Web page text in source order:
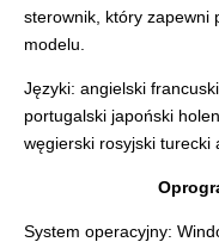
sterownik, który zapewni
modelu.
Języki: angielski
portugalski japoński
węgierski rosyjski turecki
System operacyjny: